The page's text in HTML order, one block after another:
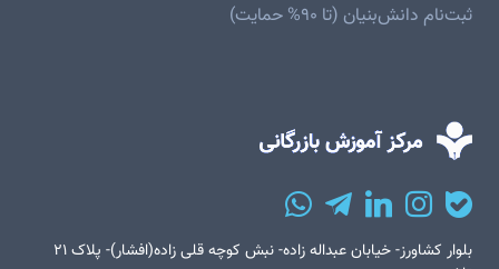
ثبت‌نام دانش‌بنیان (تا ۹۰% حمایت)
بلوار کشاورز- خیابان عبداله زاده- نبش کوچه قلی زاده(افشار)- پلاک ۲۱